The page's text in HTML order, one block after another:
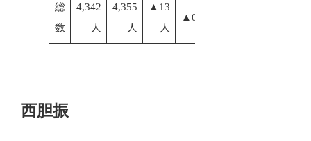
総
数
4,342
人
4,355
人
▲13
人
▲0.30%
西胆振